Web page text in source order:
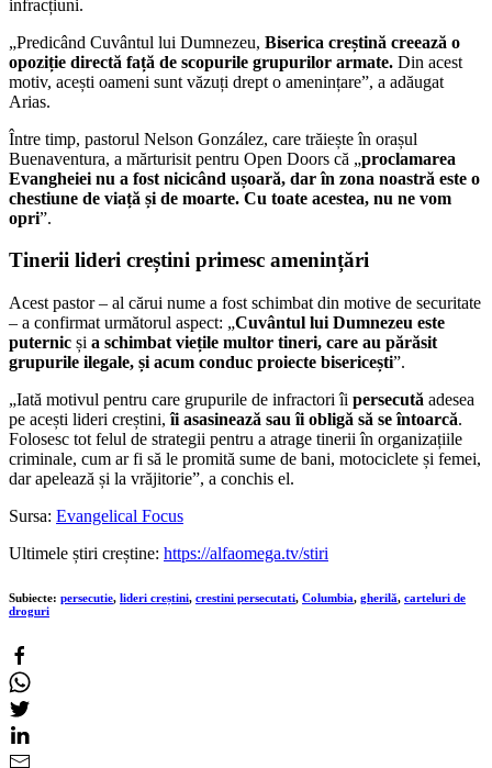
infracțiuni.
„Predicând Cuvântul lui Dumnezeu, Biserica creștină creează o
opoziție directă față de scopurile grupurilor armate. Din acest
motiv, acești oameni sunt văzuți drept o amenințare”, a adăugat
Arias.
Între timp, pastorul Nelson González, care trăiește în orașul
Buenaventura, a mărturisit pentru Open Doors că „proclamarea
Evangheiei nu a fost nicicând ușoară, dar în zona noastră este o
chestiune de viață și de moarte. Cu toate acestea, nu ne vom
opri”.
Tinerii lideri creștini primesc amenințări
Acest pastor – al cărui nume a fost schimbat din motive de securitate
– a confirmat următorul aspect: „Cuvântul lui Dumnezeu este
puternic și a schimbat viețile multor tineri, care au părăsit
grupurile ilegale, și acum conduc proiecte bisericești”.
„Iată motivul pentru care grupurile de infractori îi persecută adesea
pe acești lideri creștini,îi asasinează sau îi obligă să se întoarcă.
Folosesc tot felul de strategii pentru a atrage tinerii în organizațiile
criminale, cum ar fi să le promită sume de bani, motociclete și femei,
dar apelează și la vrăjitorie”, a conchis el.
Sursa: Evangelical Focus
Ultimele știri creștine: https://alfaomega.tv/stiri
Subiecte: persecutie, lideri creștini, crestini persecutati, Columbia, gherilă, carteluri de
droguri